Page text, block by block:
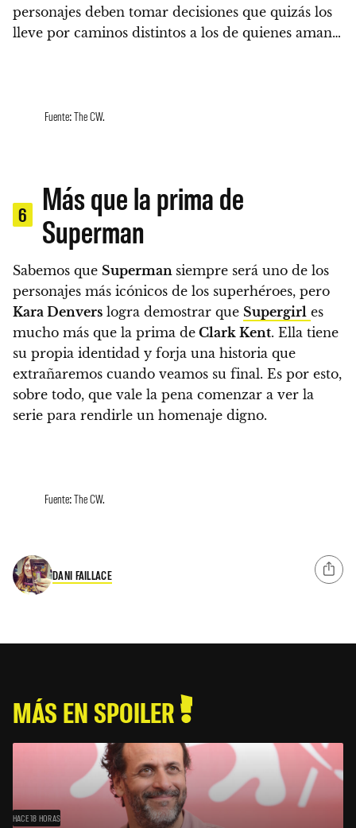
personajes deben tomar decisiones que quizás los
lleve por caminos distintos a los de quienes aman…
Fuente: The CW.
6
Más que la prima de
Superman
Sabemos que Superman siempre será uno de los
personajes más icónicos de los superhéroes, pero
Kara Denvers logra demostrar que Supergirl es
mucho más que la prima de Clark Kent. Ella tiene
su propia identidad y forja una historia que
extrañaremos cuando veamos su final. Es por esto,
sobre todo, que vale la pena comenzar a ver la
serie para rendirle un homenaje digno.
Fuente: The CW.
DANI FAILLACE
MÁS EN SPOILER
HACE 18 HORAS